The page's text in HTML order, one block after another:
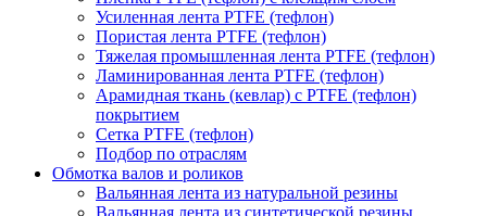
Усиленная лента PTFE (тефлон)
Пористая лента PTFE (тефлон)
Тяжелая промышленная лента PTFE (тефлон)
Ламинированная лента PTFE (тефлон)
Арамидная ткань (кевлар) с PTFE (тефлон)
покрытием
Сетка PTFE (тефлон)
Подбор по отраслям
Обмотка валов и роликов
Вальянная лента из натуральной резины
Вальянная лента из синтетической резины